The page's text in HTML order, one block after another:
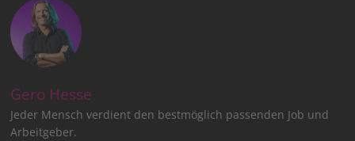
Gero Hesse
Jeder Mensch verdient den bestmöglich passenden Job und
Arbeitgeber.